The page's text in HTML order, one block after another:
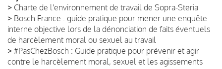
> Charte de l'environnement de travail de Sopra-Steria
> Bosch France : guide pratique pour mener une enquête
interne objective lors de la dénonciation de faits éventuels
de harcèlement moral ou sexuel au travail
> #PasChezBosch : Guide pratique pour prévenir et agir
contre le harcèlement moral, sexuel et les agissements